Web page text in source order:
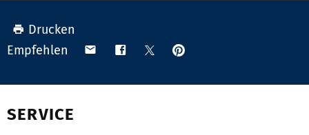
Drucken
Empfehlen
Teilen Teilen TeilenAnpinnen
SERVICE